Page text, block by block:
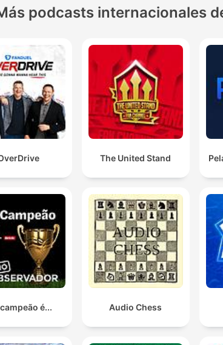
podcasts internacionales
The United Stand
é... Audio Chess